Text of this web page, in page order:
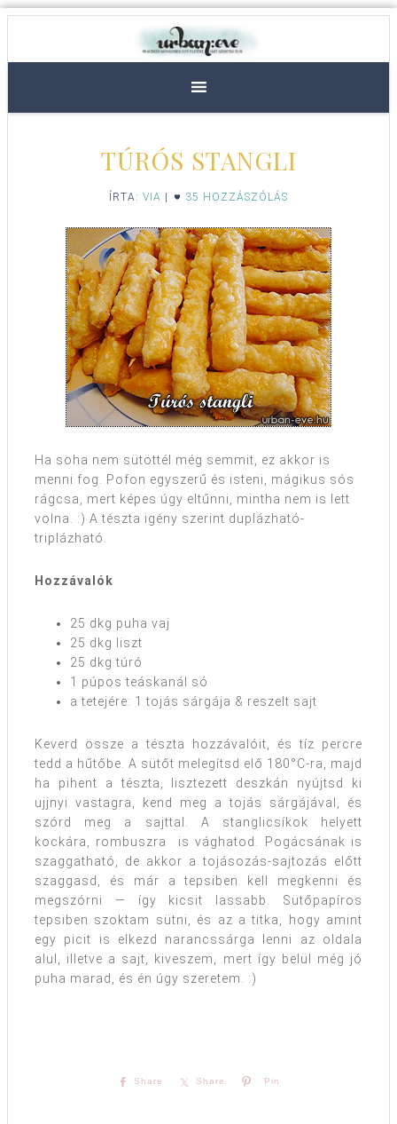
TÚRÓS STANGLI
ÍRTA: VIA 35 HOZZÁSZÓLÁS
Ha soha nem sütöttél még semmit, ez akkor is
menni fog. Pofon egyszerű és isteni, mágikus sós
rágcsa, mert képes úgy eltűnni, mintha nem is lett
volna. :) A tészta igény szerint duplázható-
triplázható.
Hozzávalók
25 dkg puha vaj
25 dkg liszt
25 dkg túró
1 púpos teáskanál só
a tetejére: 1 tojás sárgája & reszelt sajt
Keverd össze a tészta hozzávalóit, és tíz percre
tedd a hűtőbe. A sütőt melegítsd elő 180°C-ra, majd
ha pihent a tészta, lisztezett deszkán nyújtsd ki
ujjnyi vastagra, kend meg a tojás sárgájával, és
szórd meg a sajttal. A stanglicsíkok helyett
kockára, rombuszra is vághatod. Pogácsának is
szaggatható, de akkor a tojásozás-sajtozás előtt
szaggasd, és már a tepsiben kell megkenni és
megszórni — így kicsit lassabb. Sütőpapíros
tepsiben szoktam sütni, és az a titka, hogy amint
egy picit is elkezd narancssárga lenni az oldala
alul, illetve a sajt, kiveszem, mert így belül még jó
puha marad, és én úgy szeretem. :)
Share Share Pin